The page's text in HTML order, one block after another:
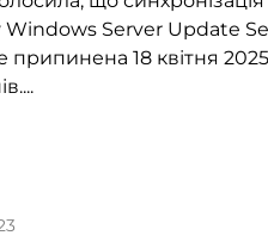
Windows Server Update
припинена 18 квітня